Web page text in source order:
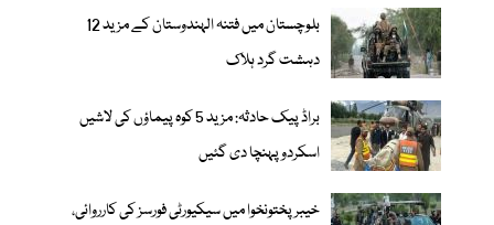
بلوچستان میں فتنہ الہندوستان کے مزید 12
دہشت گرد ہلاک
براڈ پیک حادثہ: مزید 5 کوہ پیماؤں کی لاشیں
اسکردو پہنچا دی گئیں
خیبر پختونخوا میں سیکیورٹی فورسز کی کارروائی،